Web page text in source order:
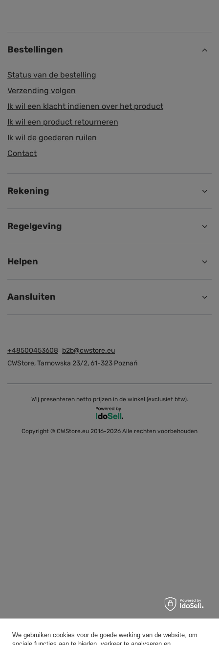
Bestellingen
Status van de bestelling
Verzending volgen
Ik wil een klacht indienen over het product
Ik wil een product retourneren
Ik wil de goederen ruilen
Contact
Rekening
Regelgeving
Helpen
Aansluiten
+48500453608 b2b@cwstore.eu
CWStore,Tarnowska 23/2,61-323 Poznań
Wij presenteren netto prijzen in de winkel (exclusief btw).
Copyright © CWStore.eu 2016-2026 Alle rechten voorbehouden
We gebruiken cookies voor de goede werking van de website, om